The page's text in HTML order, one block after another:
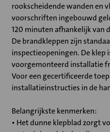
rookscheidende wanden en
voorschriften ingebouwd
120 minuten afhankelijk van
De brandkleppen zijn
inspectieopeningen. De klep
voorgemonteerd installatie
Voor een gecertificeerde
installatieinstructies in de
Belangrijkste kenmerken:
• Het dunne klepblad zorgt